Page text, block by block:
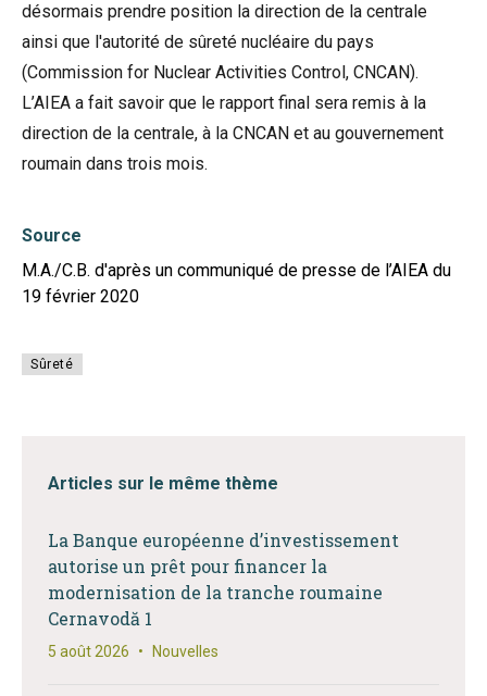
désormais prendre position la direction de la centrale
ainsi que l'autorité de sûreté nucléaire du pays
(Commission for Nuclear Activities Control, CNCAN).
L’AIEA a fait savoir que le rapport final sera remis à la
direction de la centrale, à la CNCAN et au gouvernement
roumain dans trois mois.
Source
M.A./C.B. d'après un communiqué de presse de l’AIEA du
19 février 2020
Sûreté
Articles sur le même thème
La Banque européenne d’investissement
autorise un prêt pour financer la
modernisation de la tranche roumaine
Cernavodă 1
5 août 2026 • Nouvelles